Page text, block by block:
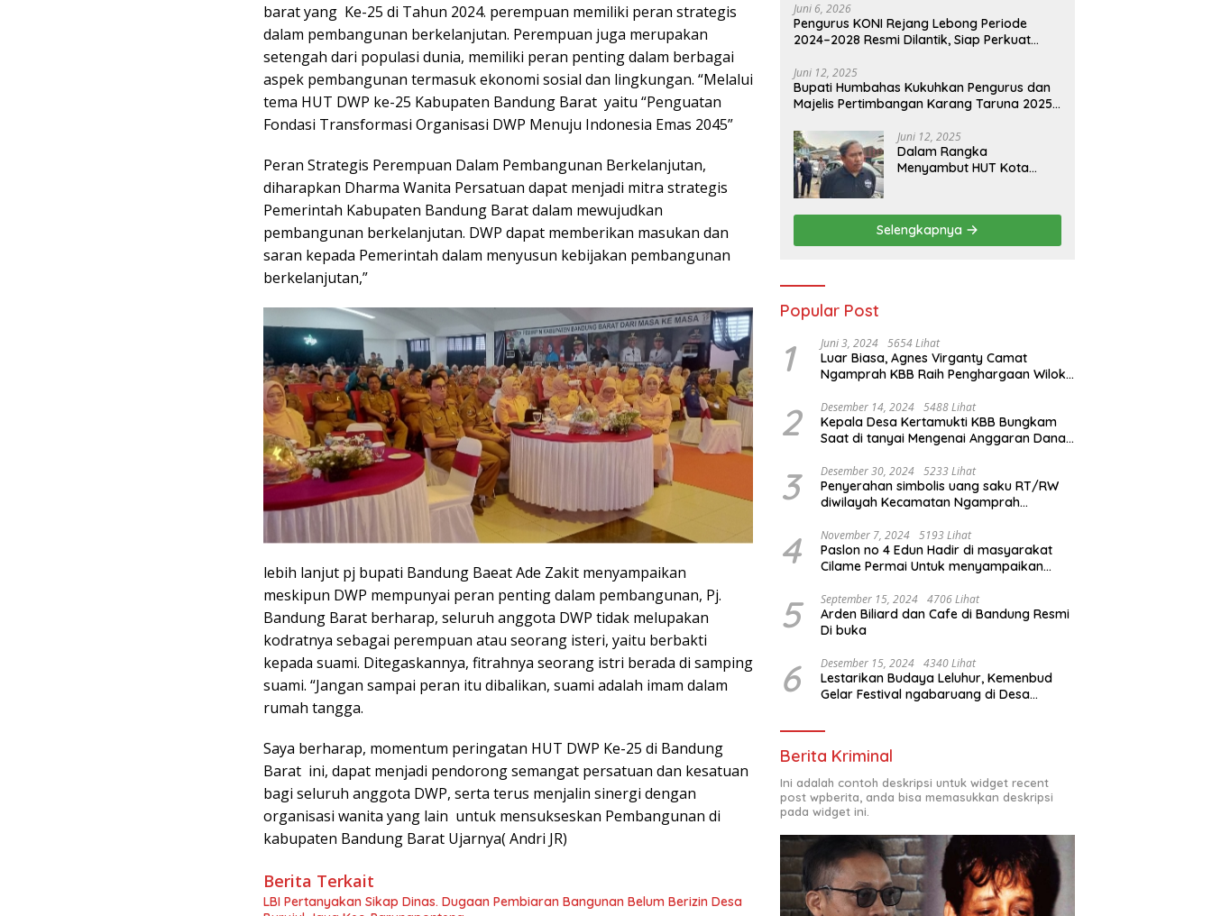
barat yang Ke-25 di Tahun 2024. perempuan memiliki peran strategis
dalam pembangunan berkelanjutan. Perempuan juga merupakan
setengah dari populasi dunia, memiliki peran penting dalam berbagai
aspek pembangunan termasuk ekonomi sosial dan lingkungan. “Melalui
tema HUT DWP ke-25 Kabupaten Bandung Barat yaitu “Penguatan
Fondasi Transformasi Organisasi DWP Menuju Indonesia Emas 2045”
Peran Strategis Perempuan Dalam Pembangunan Berkelanjutan,
diharapkan Dharma Wanita Persatuan dapat menjadi mitra strategis
Pemerintah Kabupaten Bandung Barat dalam mewujudkan
pembangunan berkelanjutan. DWP dapat memberikan masukan dan
saran kepada Pemerintah dalam menyusun kebijakan pembangunan
berkelanjutan,”
lebih lanjut pj bupati Bandung Baeat Ade Zakit menyampaikan
meskipun DWP mempunyai peran penting dalam pembangunan, Pj.
Bandung Barat berharap, seluruh anggota DWP tidak melupakan
kodratnya sebagai perempuan atau seorang isteri, yaitu berbakti
kepada suami. Ditegaskannya, fitrahnya seorang istri berada di samping
suami. “Jangan sampai peran itu dibalikan, suami adalah imam dalam
rumah tangga.
Saya berharap, momentum peringatan HUT DWP Ke-25 di Bandung
Barat ini, dapat menjadi pendorong semangat persatuan dan kesatuan
bagi seluruh anggota DWP, serta terus menjalin sinergi dengan
organisasi wanita yang lain untuk mensukseskan Pembangunan di
kabupaten Bandung Barat Ujarnya( Andri JR)
Berita Terkait
LBI Pertanyakan Sikap Dinas. Dugaan Pembiaran Bangunan Belum Berizin Desa
Juni 6, 2026
Pengurus KONI Rejang Lebong Periode
2024–2028 Resmi Dilantik, Siap Perkuat
Juni 12, 2025
Bupati Humbahas Kukuhkan Pengurus dan
Majelis Pertimbangan Karang Taruna 2025-
Juni 12, 2025
Dalam Rangka
Menyambut HUT Kota
Selengkapnya
Popular Post
1 Juni 3, 2024 5654 Lihat
Luar Biasa, Agnes Virganty Camat
Ngamprah KBB Raih Penghargaan Wiloka
Nasional 5 Camat Inspiratif
2 Desember 14, 2024 5488 Lihat
Kepala Desa Kertamukti KBB Bungkam
Saat di tanyai Mengenai Anggaran Dana
3 Desember 30, 2024 5233 Lihat
Penyerahan simbolis uang saku RT/RW
diwilayah Kecamatan Ngamprah
4 November 7, 2024 5193 Lihat
Paslon no 4 Edun Hadir di masyarakat
Cilame Permai Untuk menyampaikan
5 September 15, 2024 4706 Lihat
Arden Biliard dan Cafe di Bandung Resmi
Di buka
6 Desember 15, 2024 4340 Lihat
Lestarikan Budaya Leluhur, Kemenbud
Gelar Festival ngabaruang di Desa
Berita Kriminal
Ini adalah contoh deskripsi untuk widget recent
post wpberita, anda bisa memasukkan deskripsi
pada widget ini.